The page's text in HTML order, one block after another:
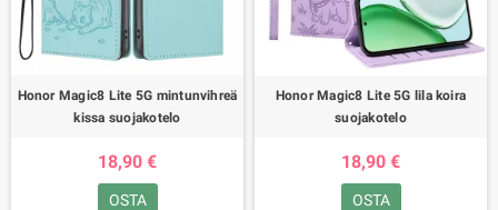
Honor Magic8 Lite 5G mintunvihreä
kissa suojakotelo
18,90 €
OSTA
Honor Magic8 Lite 5G lila koira
suojakotelo
18,90 €
OSTA